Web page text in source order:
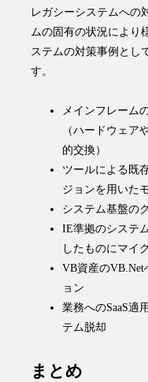
レガシーシステムへの
ムの固有の状況により
ステムの対策事例とし
す。
メインフレーム
（ハードウェア
的交換）
ツールによる既
ジョンを用いた
システム基盤の
IE準拠のシステ
したものにマイ
VB資産のVB.Net
ョン
業務へのSaaS適
テム脱却
まとめ